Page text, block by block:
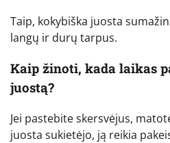
Taip, kokybiška juosta
langų ir durų tarpus.
Kaip žinoti, kada laikas
juostą?
Jei pastebite skersvėjus,
juosta sukietėjo, ją reikia